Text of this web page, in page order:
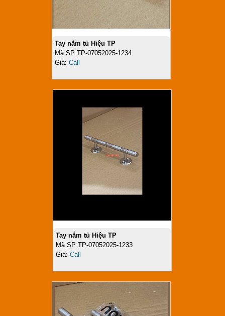
Tay nắm tủ Hiệu TP
Mã SP:TP-07052025-1234
Giá: Call
Tay nắm tủ Hiệu TP
Mã SP:TP-07052025-1233
Giá:Call